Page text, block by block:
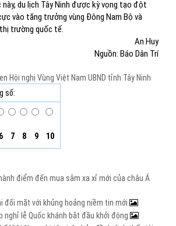
du lịch Tây Ninh được kỳ vọng tạo đột
vào tăng trưởng vùng Đông Nam Bộ và
trường quốc tế.
An Huy
Nguồn: Báo Dân Trí
Hội nghị Vùng Việt Nam UBND tỉnh Tây Ninh
số:
6 7 8 9 10
điểm đến mua sắm xa xỉ mới của châu Á
đối mặt với khủng hoảng niềm tin mới
nghỉ lễ Quốc khánh bắt đầu khởi động